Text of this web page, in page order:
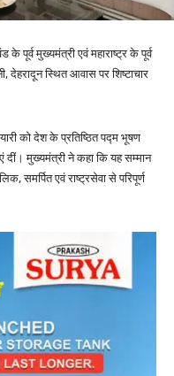
पूर्व मुख्यमंत्री एवं महाराष्ट्र के पूर्व
देहरादून स्थित आवास पर शिष्टाचार
को देश के प्रतिष्ठित पद्म भूषण
दीं। मुख्यमंत्री ने कहा कि यह सम्मान
समर्पित एवं राष्ट्रसेवा से परिपूर्ण